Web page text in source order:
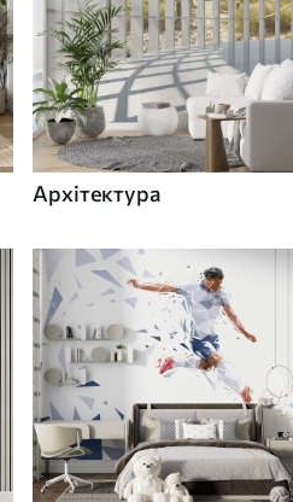
Архітектура